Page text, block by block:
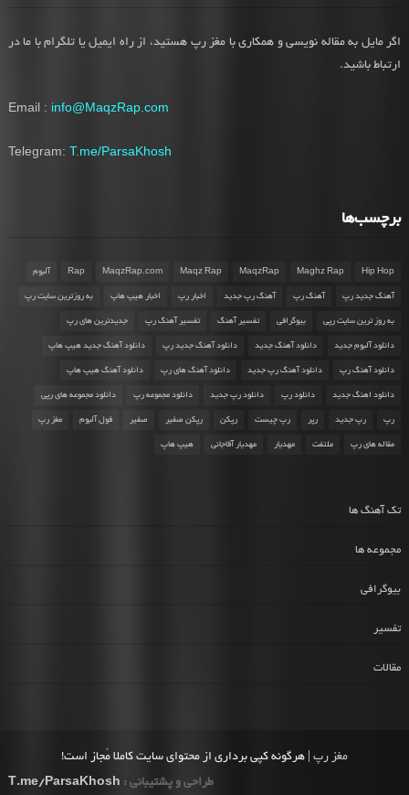
اگر مایل به مقاله نویسی و همکاری با مغز رپ هستید، از راه ایمیل یا تلگرام با ما در
ارتباط باشید.
Email : info@MaqzRap.com
Telegram: T.me/ParsaKhosh
برچسب‌ها
Hip Hop
Maghz Rap
MaqzRap
Maqz Rap
MaqzRap.com
Rap آلبوم
آهنگ جدید رپ آهنگ رپ آهنگ رپ جدید اخبار رپ اخبار هیپ هاپ به روزترین سایت رپ
به روز ترین سایت رپی بیوگرافی تفسیر آهنگ تفسیر آهنگ رپ جدیدترین های رپ
دانلود آلبوم جدید دانلود آهنگ جدید دانلود آهنگ جدید رپ دانلود آهنگ جدید هیپ هاپ
دانلود آهنگ رپ دانلود آهنگ رپ جدید دانلود آهنگ های رپ دانلود آهنگ هیپ هاپ
دانلود اهنگ جدید دانلود رپ دانلود رپ جدید دانلود مجموعه رپ دانلود مجموعه های رپی
رپ رپ جدید رپر رپ چیست رپکن رپکن صفیر صفیر فول آلبوم مغز رپ
مقاله های رپ ملتفت مهدیار مهدیار آقاجانی هیپ هاپ
تک آهنگ ها
مجموعه ها
بیوگرافی
تفسیر
مقالات
مغز رپ | هرگونه کپی برداری از محتوای سایت کاملا مُجاز است!
طراحی و پشتیبانی : T.me/ParsaKhosh